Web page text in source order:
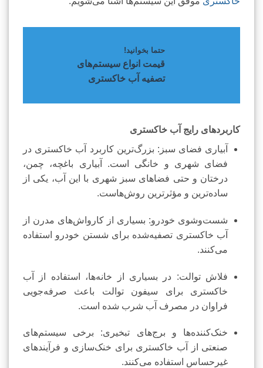
حتما بخوانید!
قیمت انواع سیستم‌های
تصفیه آب خاکستری
کاربردهای رایج آب خاکستری
آبیاری فضای سبز: بزرگ‌ترین کاربرد آب خاکستری در
فضای شهری و خانگی است. آبیاری باغچه، چمن،
درختان و حتی فضاهای سبز شهری با این آب، یکی از
ساده‌ترین و مؤثرترین روش‌هاست.
شست‌وشوی خودرو: بسیاری از کارواش‌های مدرن از
آب خاکستری تصفیه‌شده برای شستن خودرو استفاده
می‌کنند.
فلاش توالت: در بسیاری از خانه‌ها، استفاده از آب
خاکستری برای سیفون توالت باعث صرفه‌جویی
فراوان در مصرف آب شرب شده است.
خنک‌کننده‌ها و برج‌های تبخیری: برخی سیستم‌های
صنعتی از آب خاکستری برای خنک‌سازی و فرآیندهای
غیرحساس استفاده می‌کنند.